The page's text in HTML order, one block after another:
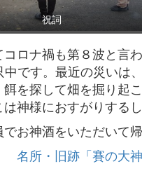
祝詞
ロナ禍も第８波と言
中です。最近の災いは
餌を探して畑を掘り起
は神様におすがりする
お神酒をいただいて帰
】名所・旧跡「賽の大神